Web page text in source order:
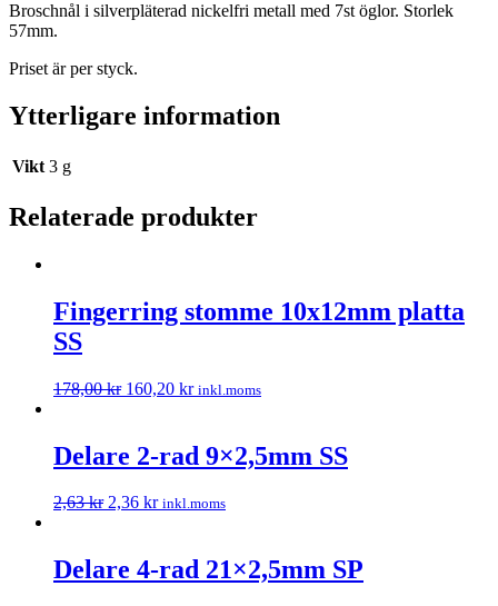
Broschnål i silverpläterad nickelfri metall med 7st öglor. Storlek
57mm.
Priset är per styck.
Ytterligare information
Vikt 3 g
Relaterade produkter
Fingerring stomme 10x12mm platta
SS
178,00kr 160,20 kr inkl.moms
Delare 2-rad 9×2,5mm SS
2,63kr 2,36 kr inkl.moms
Delare 4-rad 21×2,5mm SP